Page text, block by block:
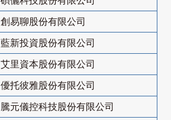
創易聊股份有限公司
藍新投資股份有限公司
艾里資本股份有限公司
優托彼雅股份有限公司
騰元儀控科技股份有限公司